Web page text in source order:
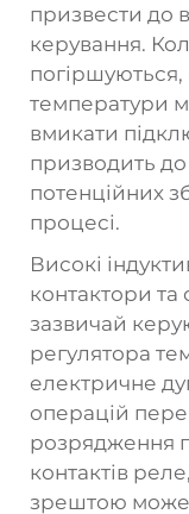
призвести до
керування.
температури
вмикати
призводить
потенційних
процесі.
Високі
контактори та
зазвичай
регулятора
електричне
операцій
розрядження
контактів
зрештою може